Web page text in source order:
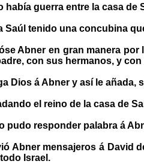
había guerra entre la casa
Saúl tenido una concubina
Abner en gran manera
con sus hermanos, y
Dios á Abner y así le
el reino de la casa de
pudo responder palabra á
Abner mensajeros á David
Israel.